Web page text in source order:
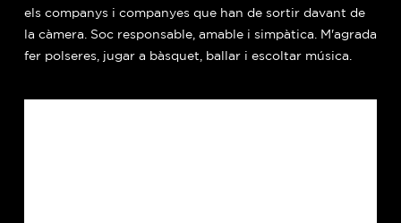
els companys i companyes que han de sortir davant de
la càmera. Soc responsable, amable i simpàtica. M'agrada
fer polseres, jugar a bàsquet, ballar i escoltar música.